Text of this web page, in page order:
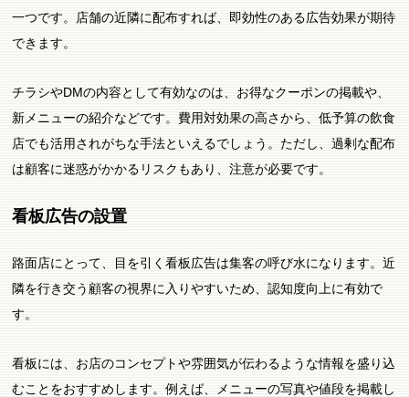
一つです。店舗の近隣に配布すれば、即効性のある広告効果が期待
できます。
チラシやDMの内容として有効なのは、お得なクーポンの掲載や、
新メニューの紹介などです。費用対効果の高さから、低予算の飲食
店でも活用されがちな手法といえるでしょう。ただし、過剰な配布
は顧客に迷惑がかかるリスクもあり、注意が必要です。
看板広告の設置
路面店にとって、目を引く看板広告は集客の呼び水になります。近
隣を行き交う顧客の視界に入りやすいため、認知度向上に有効で
す。
看板には、お店のコンセプトや雰囲気が伝わるような情報を盛り込
むことをおすすめします。例えば、メニューの写真や値段を掲載し